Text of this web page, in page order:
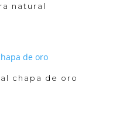
natural
chapa de oro